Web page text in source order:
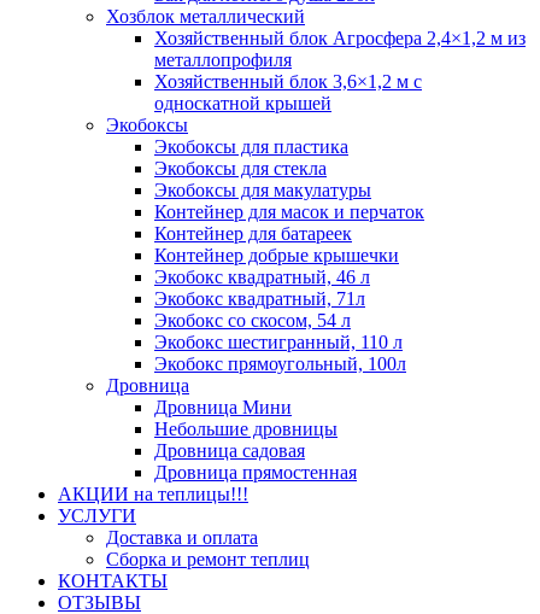
Хозблок металлический
Хозяйственный блок Агросфера 2,4×1,2 м из
металлопрофиля
Хозяйственный блок 3,6×1,2 м с
односкатной крышей
Экобоксы
Экобоксы для пластика
Экобоксы для стекла
Экобоксы для макулатуры
Контейнер для масок и перчаток
Контейнер для батареек
Контейнер добрые крышечки
Экобокс квадратный, 46 л
Экобокс квадратный, 71л
Экобокс со скосом, 54 л
Экобокс шестигранный, 110 л
Экобокс прямоугольный, 100л
Дровница
Дровница Мини
Небольшие дровницы
Дровница садовая
Дровница прямостенная
АКЦИИ на теплицы!!!
УСЛУГИ
Доставка и оплата
Сборка и ремонт теплиц
КОНТАКТЫ
ОТЗЫВЫ